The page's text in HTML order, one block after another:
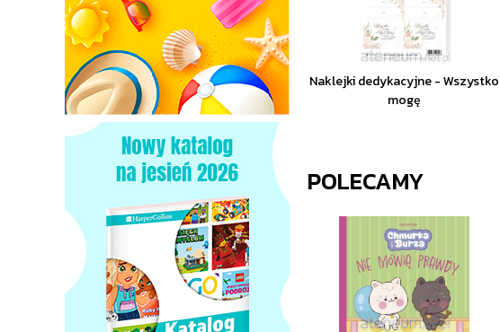
Naklejki dedykacyjne - Wszystko
mogę
POLECAMY